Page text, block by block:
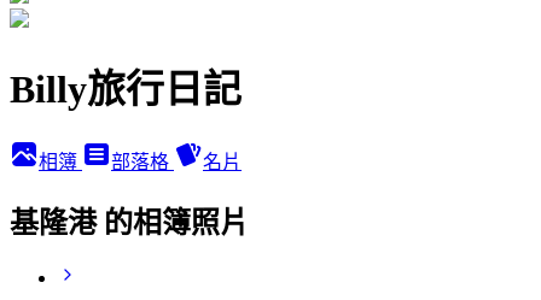
Billy旅行日記
相簿 部落格 名片
基隆港 的相簿照片